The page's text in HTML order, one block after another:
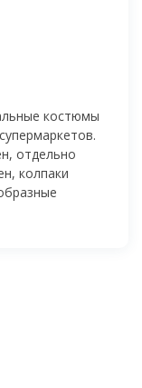
костюмы
отдельно
колпаки